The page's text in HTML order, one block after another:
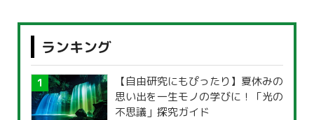
ランキング
【自由研究にもぴったり】夏休みの
思い出を一生モノの学びに！「光の
不思議」探究ガイド